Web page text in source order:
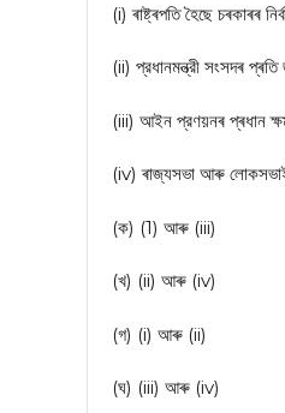
(i) ৰাষ্ট্ৰপতি হৈছে চৰকাৰৰ
(ii) প্রধানমন্ত্রী সংসদৰ প্ৰতি
(iii) আইন প্রণয়নৰ প্ৰধান
(iv) ৰাজ্যসভা আৰু
(ক) (1) আৰু (iii)
(খ) (ii) আৰু (iv)
(গ) (i) আৰু (ii)
(ঘ) (iii) আৰু (iv)